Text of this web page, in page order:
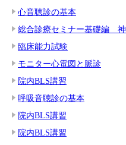
心音聴診の基本
総合診療セミナー基礎編
臨床能力試験
モニター心電図と脈診
院内BLS講習
呼吸音聴診の基本
院内BLS講習
院内BLS講習